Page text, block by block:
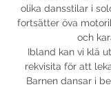
olika dansstilar i
fortsätter öva
och
Ibland kan vi klä
rekvisita för att
Barnen dansar i